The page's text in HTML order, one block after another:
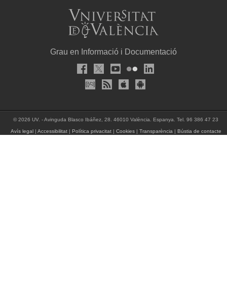
Grau en Informació i Documentació
© 2026 UV. - Avinguda Blasco Ibáñez, 28. 46010 València. Espanya. Tel. 96 386 47 23
Avís legal| Accessibilitat| Política privacitat| Cookies| Transparència | Bústia de contacte